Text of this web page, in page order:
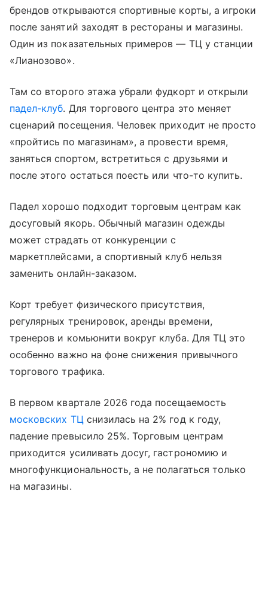
брендов открываются спортивные корты, а игроки
после занятий заходят в рестораны и магазины.
Один из показательных примеров — ТЦ у станции
«Лианозово».
Там со второго этажа убрали фудкорт и открыли
падел-клуб. Для торгового центра это меняет
сценарий посещения. Человек приходит не просто
«пройтись по магазинам», а провести время,
заняться спортом, встретиться с друзьями и
после этого остаться поесть или что-то купить.
Падел хорошо подходит торговым центрам как
досуговый якорь. Обычный магазин одежды
может страдать от конкуренции с
маркетплейсами, а спортивный клуб нельзя
заменить онлайн-заказом.
Корт требует физического присутствия,
регулярных тренировок, аренды времени,
тренеров и комьюнити вокруг клуба. Для ТЦ это
особенно важно на фоне снижения привычного
торгового трафика.
В первом квартале 2026 года посещаемость
московских ТЦ снизилась на 2% год к году,
падение превысило 25%. Торговым центрам
приходится усиливать досуг, гастрономию и
многофункциональность, а не полагаться только
на магазины.